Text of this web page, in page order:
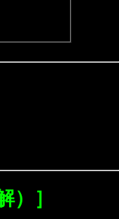
）］